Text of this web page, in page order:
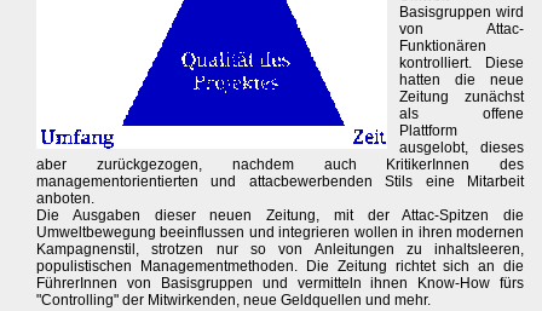
Basisgruppen wird
von Attac-
Funktionären
kontrolliert. Diese
hatten die neue
Zeitung zunächst
als offene
Plattform
ausgelobt, dieses
aber zurückgezogen, nachdem auch KritikerInnen des
managementorientierten und attacbewerbenden Stils eine Mitarbeit
anboten.
Die Ausgaben dieser neuen Zeitung, mit der Attac-Spitzen die
Umweltbewegung beeinflussen und integrieren wollen in ihren modernen
Kampagnenstil, strotzen nur so von Anleitungen zu inhaltsleeren,
populistischen Managementmethoden. Die Zeitung richtet sich an die
FührerInnen von Basisgruppen und vermitteln ihnen Know-How fürs
"Controlling" der Mitwirkenden, neue Geldquellen und mehr.